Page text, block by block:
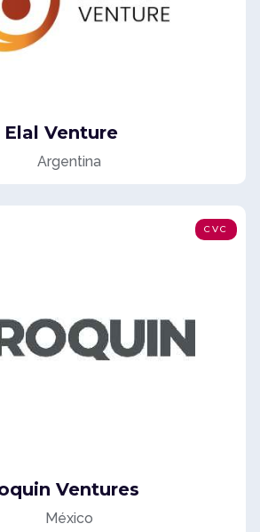
Elal Venture
Argentina
CVC
Ventures
México